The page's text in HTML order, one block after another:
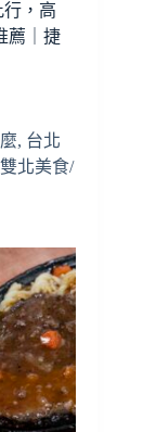
行，高
薦｜捷
, 台北
雙北美食/